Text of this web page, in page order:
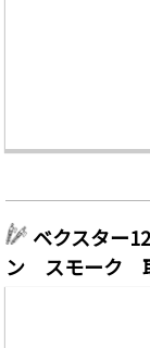
ベクスター
ン スモーク